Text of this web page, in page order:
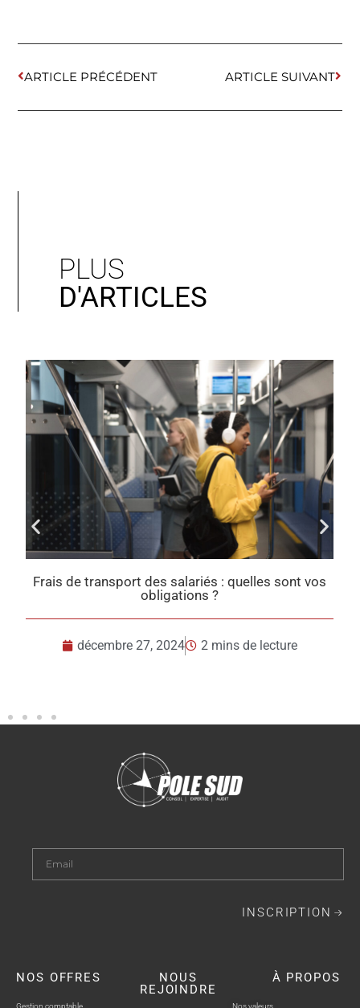
ARTICLE PRÉCÉDENT ARTICLE SUIVANT
PLUS
D'ARTICLES
Taxes sur l’utilisation des véhicules : ce qui change
en 2025
décembre 23, 2024 2 mins de lecture
INSCRIPTION
NOS OFFRES
Gestion comptable
NOUS
REJOINDRE
À PROPOS
Nos valeurs